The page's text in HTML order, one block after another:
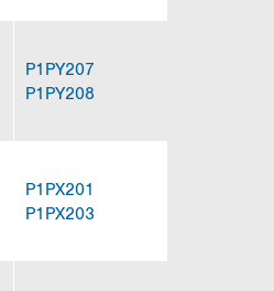
P1PY207
P1PY208
P1PX201
P1PX203